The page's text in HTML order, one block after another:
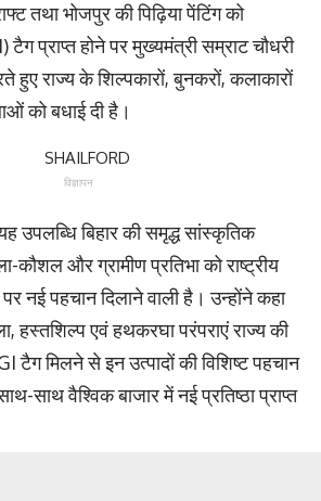
तथा भोजपुर की पिढ़िया पेंटिंग को
प्राप्त होने पर मुख्यमंत्री सम्राट चौधरी
हुए राज्य के शिल्पकारों, बुनकरों, कलाकारों
को बधाई दी है।
विज्ञापन
उपलब्धि बिहार की समृद्ध सांस्कृतिक
कौशल और ग्रामीण प्रतिभा को राष्ट्रीय
नई पहचान दिलाने वाली है। उन्होंने कहा
हस्तशिल्प एवं हथकरघा परंपराएं राज्य की
टैग मिलने से इन उत्पादों की विशिष्ट पहचान
साथ वैश्विक बाजार में नई प्रतिष्ठा प्राप्त